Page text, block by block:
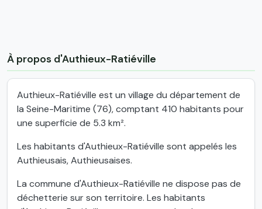
À propos d'Authieux-Ratiéville
Authieux-Ratiéville est un village du département de
la Seine-Maritime (76), comptant 410 habitants pour
une superficie de 5.3 km².
Les habitants d'Authieux-Ratiéville sont appelés les
Authieusais, Authieusaises.
La commune d'Authieux-Ratiéville ne dispose pas de
déchetterie sur son territoire. Les habitants